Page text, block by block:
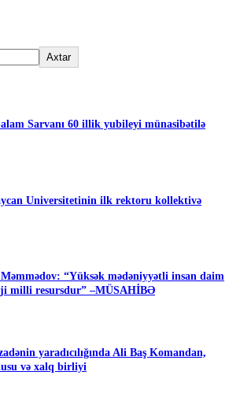
Axtar
Sarvanı 60 illik yubileyi münasibətilə
Universitetinin ilk rektoru kollektivə
“Yüksək mədəniyyətli insan daim
milli resursdur” –MÜSAHİBƏ
yaradıcılığında Ali Baş Komandan,
və xalq birliyi